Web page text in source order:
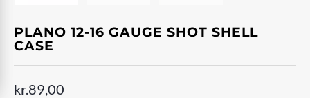
PLANO 12-16 GAUGE SHOT SHELL
CASE
kr.89,00